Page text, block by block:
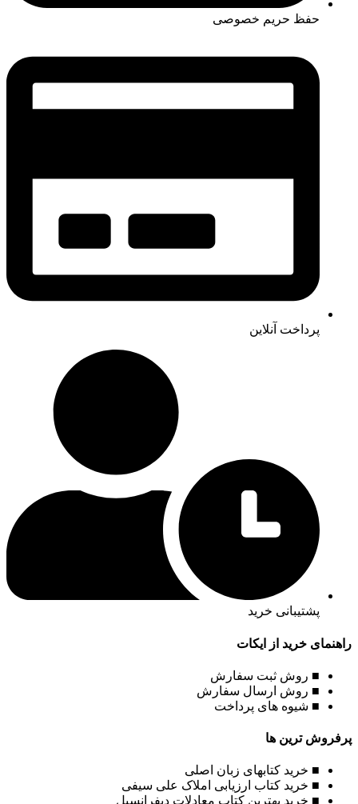
حفظ حریم خصوصی
پرداخت آنلاین
پشتیبانی خرید
راهنمای خرید از ایکات
■ روش ثبت سفارش
■ روش ارسال سفارش
■ شیوه های پرداخت
پرفروش ترین ها
■ خرید کتابهای زبان اصلی
■ خرید کتاب ارزیابی املاک علی سیفی
■ خرید بهترین کتاب معادلات دیفرانسیل